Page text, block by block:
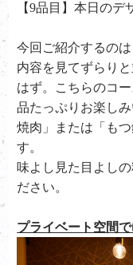
【9品目】本日のデ
今回ご紹介するの
内容を見てずらり
はず。こちらのコ
品たっぷりお楽し
焼肉」または「も
す。
味よし見た目よし
ださい。
プライベート空間